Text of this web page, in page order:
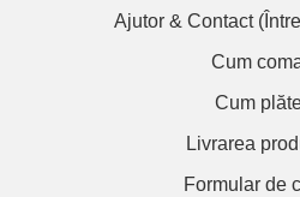
Ajutor & Contact
Cum
Cum
Livrarea
Formular de